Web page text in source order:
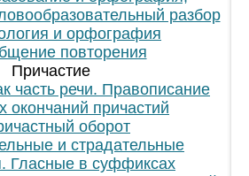
разбор
и орфография
повторения
Причастие
часть речи. Правописание
окончаний причастий
оборот
и страдательные
Гласные в суффиксах